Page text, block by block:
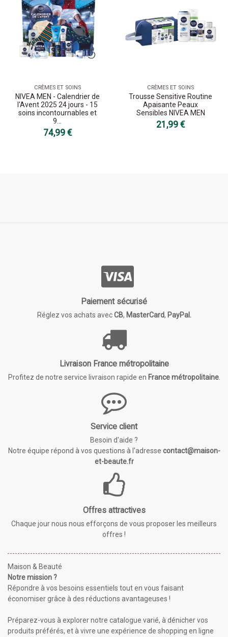
CRÈMES ET SOINS
NIVEA MEN - Calendrier de
l'Avent 2025 24 jours - 15
soins incontournables et
9...
74,99 €
CRÈMES ET SOINS
Trousse Sensitive Routine
Apaisante Peaux
Sensibles NIVEA MEN
21,99 €
Paiement sécurisé
Réglez vos achats avecCB, MasterCard, PayPal.
Livraison France métropolitaine
Profitez de notre service livraison rapide en France métropolitaine.
Service client
Besoin d'aide ?
Notre équipe répond à vos questions à l'adresse contact@maison-
et-beaute.fr
Offres attractives
Chaque jour nous nous efforçons de vous proposer les meilleurs
offres !
Maison & Beauté
Notre mission ?
Répondre à vos besoins essentiels tout en vous faisant
économiser grâce à des réductions avantageuses !
Préparez-vous à explorer notre catalogue varié, à dénicher vos
produits préférés, et à vivre une expérience de shopping en ligne